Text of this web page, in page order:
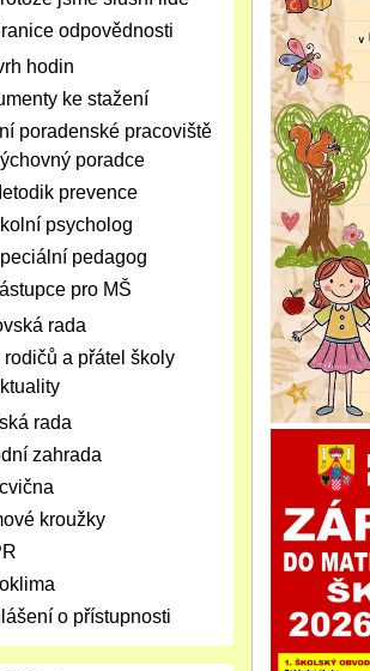
odpovědnosti
hodin
ke stažení
poradenské pracoviště
poradce
prevence
psycholog
pedagog
pro MŠ
rada
rodičů a přátel školy
rada
zahrada
kroužky
o přístupnosti